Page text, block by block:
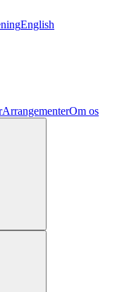
English
ArrangementerOm os